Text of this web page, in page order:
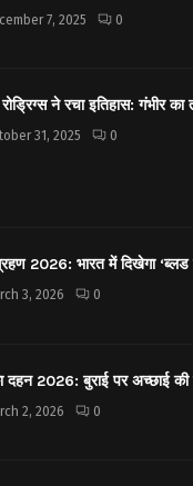
7, 2025 0
ने रचा इतिहास: गंभीर का
31, 2025 0
2026: भारत में दिखेगा ‘ब्लड
3, 2026 0
दहन 2026: बुराई पर अच्छाई की
2, 2026 0